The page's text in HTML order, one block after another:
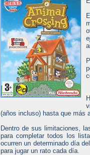
(años incluso) hasta que más
Dentro de sus limitaciones,
para completar todos los
ocurren un determinado día
para jugar un rato cada día.